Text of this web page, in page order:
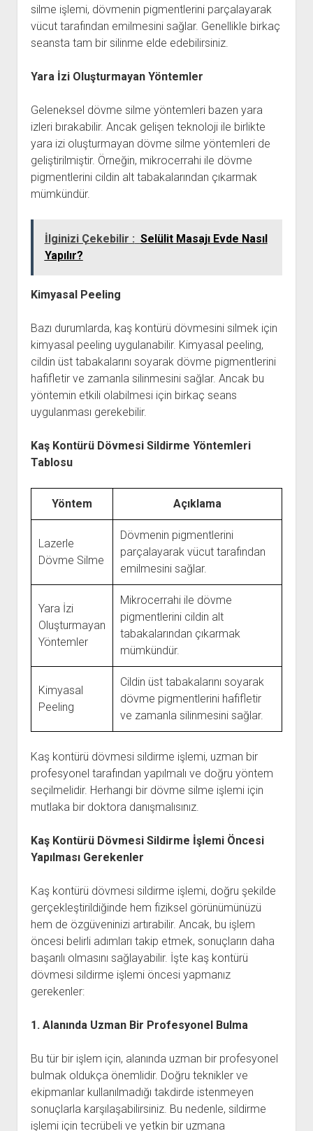
silme işlemi, dövmenin pigmentlerini parçalayarak
vücut tarafından emilmesini sağlar. Genellikle birkaç
seansta tam bir silinme elde edebilirsiniz.
Yara İzi Oluşturmayan Yöntemler
Geleneksel dövme silme yöntemleri bazen yara
izleri bırakabilir. Ancak gelişen teknoloji ile birlikte
yara izi oluşturmayan dövme silme yöntemleri de
geliştirilmiştir. Örneğin, mikrocerrahi ile dövme
pigmentlerini cildin alt tabakalarından çıkarmak
mümkündür.
İlginizi Çekebilir : Selülit Masajı Evde Nasıl
Yapılır?
Kimyasal Peeling
Bazı durumlarda, kaş kontürü dövmesini silmek için
kimyasal peeling uygulanabilir. Kimyasal peeling,
cildin üst tabakalarını soyarak dövme pigmentlerini
hafifletir ve zamanla silinmesini sağlar. Ancak bu
yöntemin etkili olabilmesi için birkaç seans
uygulanması gerekebilir.
Kaş Kontürü Dövmesi Sildirme Yöntemleri
Tablosu
Yöntem Açıklama
Lazerle
Dövme Silme
Dövmenin pigmentlerini
parçalayarak vücut tarafından
emilmesini sağlar.
Yara İzi
Oluşturmayan
Yöntemler
Mikrocerrahi ile dövme
pigmentlerini cildin alt
tabakalarından çıkarmak
mümkündür.
Kimyasal
Peeling
Cildin üst tabakalarını soyarak
dövme pigmentlerini hafifletir
ve zamanla silinmesini sağlar.
Kaş kontürü dövmesi sildirme işlemi, uzman bir
profesyonel tarafından yapılmalı ve doğru yöntem
seçilmelidir. Herhangi bir dövme silme işlemi için
mutlaka bir doktora danışmalısınız.
Kaş Kontürü Dövmesi Sildirme İşlemi Öncesi
Yapılması Gerekenler
Kaş kontürü dövmesi sildirme işlemi, doğru şekilde
gerçekleştirildiğinde hem fiziksel görünümünüzü
hem de özgüveninizi artırabilir. Ancak, bu işlem
öncesi belirli adımları takip etmek, sonuçların daha
başarılı olmasını sağlayabilir. İşte kaş kontürü
dövmesi sildirme işlemi öncesi yapmanız
gerekenler:
1. Alanında Uzman Bir Profesyonel Bulma
Bu tür bir işlem için, alanında uzman bir profesyonel
bulmak oldukça önemlidir. Doğru teknikler ve
ekipmanlar kullanılmadığı takdirde istenmeyen
sonuçlarla karşılaşabilirsiniz. Bu nedenle, sildirme
işlemi için tecrübeli ve yetkin bir uzmana